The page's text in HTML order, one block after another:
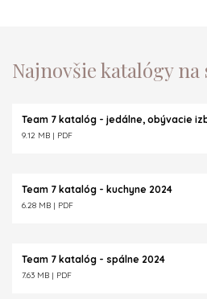
Najnovšie katalógy
Team 7 katalóg - jedálne, obývacie
9.12 MB | PDF
Team 7 katalóg - kuchyne 2024
6.28 MB | PDF
Team 7 katalóg - spálne 2024
7.63 MB | PDF